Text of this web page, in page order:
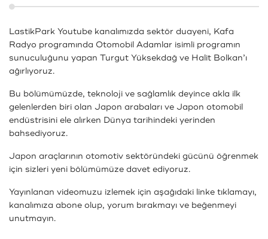
LastikPark Youtube kanalımızda sektör duayeni, Kafa
Radyo programında Otomobil Adamlar isimli programın
sunuculuğunu yapan Turgut Yüksekdağ ve Halit Bolkan’ı
ağırlıyoruz.
Bu bölümümüzde, teknoloji ve sağlamlık deyince akla ilk
gelenlerden biri olan Japon arabaları ve Japon otomobil
endüstrisini ele alırken Dünya tarihindeki yerinden
bahsediyoruz.
Japon araçlarının otomotiv sektöründeki gücünü öğrenmek
için sizleri yeni bölümümüze davet ediyoruz.
Yayınlanan videomuzu izlemek için aşağıdaki linke tıklamayı,
kanalımıza abone olup, yorum bırakmayı ve beğenmeyi
unutmayın.